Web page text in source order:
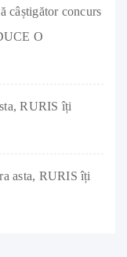
câștigător concurs
O
RURIS îți
asta, RURIS îți